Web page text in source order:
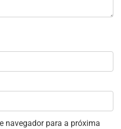
navegador para a próxima